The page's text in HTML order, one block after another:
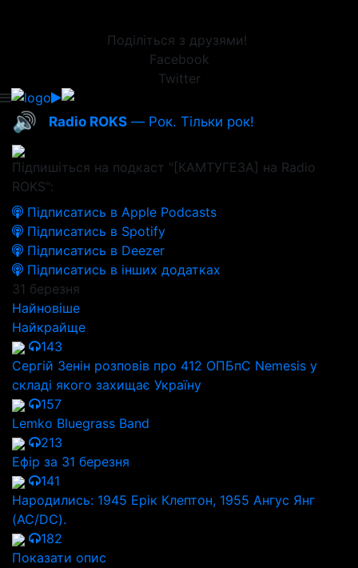
Поділіться з друзями!
Facebook
Twitter
🔊 Radio ROKS — Рок. Тільки рок!
Підпишіться на подкаст "[КАМТУГЕЗА] на Radio
ROKS":
Підписатись в Apple Podcasts
Підписатись в Spotify
Підписатись в Deezer
Підписатись в інших додатках
31 березня
Найновіше
Найкрайще
143
Сергій Зенін розповів про 412 ОПБпС Nemesis у
складі якого захищає Україну
157
Lemko Bluegrass Band
213
Ефір за 31 березня
141
Народились: 1945 Ерік Клептон, 1955 Ангус Янг
(AC/DC).
182
Показати опис